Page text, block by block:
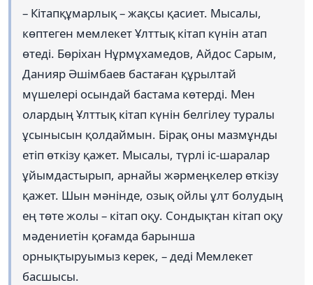
– Кітапқұмарлық – жақсы қасиет. Мысалы,
көптеген мемлекет Ұлттық кітап күнін атап
өтеді. Бөріхан Нұрмұхамедов, Айдос Сарым,
Данияр Әшімбаев бастаған құрылтай
мүшелері осындай бастама көтерді. Мен
олардың Ұлттық кітап күнін белгілеу туралы
ұсынысын қолдаймын. Бірақ оны мазмұнды
етіп өткізу қажет. Мысалы, түрлі іс-шаралар
ұйымдастырып, арнайы жәрмеңкелер өткізу
қажет. Шын мәнінде, озық ойлы ұлт болудың
ең төте жолы – кітап оқу. Сондықтан кітап оқу
мәдениетін қоғамда барынша
орнықтыруымыз керек, – деді Мемлекет
басшысы.